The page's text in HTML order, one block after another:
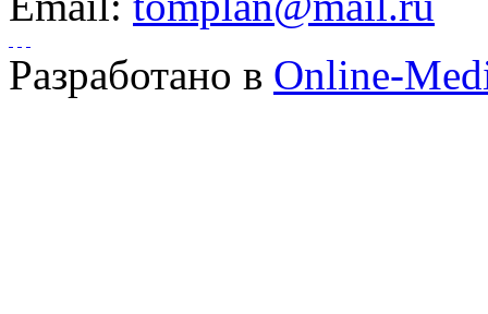
Разработано в Online-